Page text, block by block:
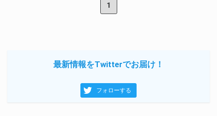
1
最新情報をTwitterでお届け！
フォローする